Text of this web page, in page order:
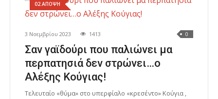
02.ΑΠΟΨΗ
3 Νοεμβρίου 2023 1413 0
Σαν γαϊδούρι που παλιώνει μα
περπατησιά δεν στρώνει…ο
Αλέξης Κούγιας!
Τελευταίο «θύμα» στο υπερφίαλο «κρεσέντο» Κούγια ,